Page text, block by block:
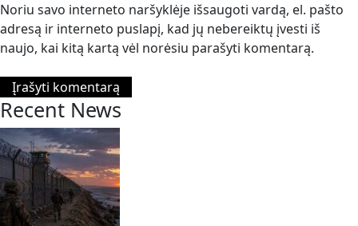
Noriu savo interneto naršyklėje išsaugoti vardą, el. pašto
adresą ir interneto puslapį, kad jų nebereiktų įvesti iš
naujo, kai kitą kartą vėl norėsiu parašyti komentarą.
Recent News